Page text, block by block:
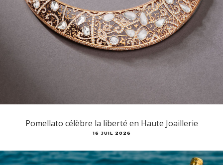
Pomellato célèbre la liberté en Haute Joaillerie
16 JUIL 2026